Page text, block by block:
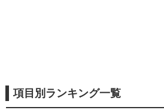
項目別ランキング一覧